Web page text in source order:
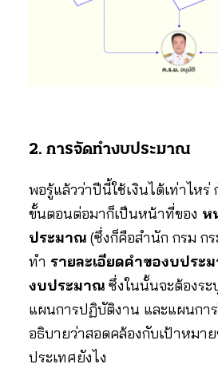
2. การจัดทำงบประมาณ
พอรู้แล้วว่าปีนี้ใช้เงินได้เท่าไหร่
ขั้นตอนต่อมาก็เป็นหน้าที่ของ ห
ประมาณ(ซึ่งก็คือสำนัก กรม กร
ทำ รายละเอียดคำของบประ
งบประมาณซึ่งในนั้นจะต้องระ
แผนการปฏิบัติงาน และแผนการ
อธิบายว่าสอดคล้องกับเป้าหมา
ประเทศยังไง